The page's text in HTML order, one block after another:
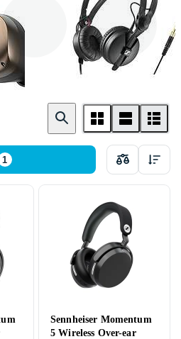
- ear hörlurar On - ear hörlurar
1
Sennheiser Momentum
5 Wireless Over-ear